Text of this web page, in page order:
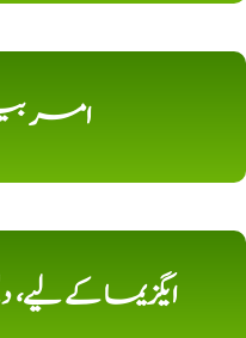
امر
ایگزیما کے